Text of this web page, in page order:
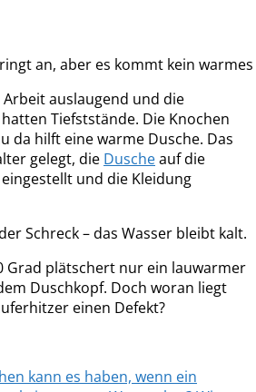
an, aber es kommt kein warmes
Arbeit auslaugend und die
Tiefststände. Die Knochen
da hilft eine warme Dusche. Das
gelegt, die Duscheauf die
und die Kleidung
Schreck – das Wasser bleibt kalt.
Grad plätschert nur ein lauwarmer
Duschkopf. Doch woran liegt
einen Defekt?
kann es haben, wenn ein